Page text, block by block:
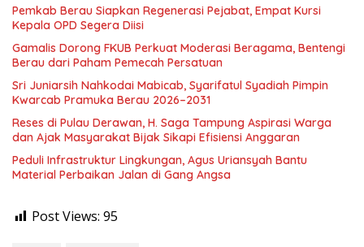
Pemkab Berau Siapkan Regenerasi Pejabat, Empat Kursi
Kepala OPD Segera Diisi
Gamalis Dorong FKUB Perkuat Moderasi Beragama, Bentengi
Berau dari Paham Pemecah Persatuan
Sri Juniarsih Nahkodai Mabicab, Syarifatul Syadiah Pimpin
Kwarcab Pramuka Berau 2026–2031
Reses di Pulau Derawan, H. Saga Tampung Aspirasi Warga
dan Ajak Masyarakat Bijak Sikapi Efisiensi Anggaran
Peduli Infrastruktur Lingkungan, Agus Uriansyah Bantu
Material Perbaikan Jalan di Gang Angsa
Post Views: 95